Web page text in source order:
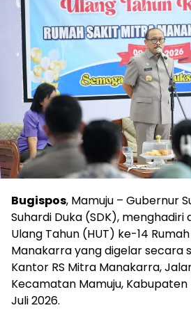
Bugispos, Mamuju – Gubernur
Suhardi Duka (SDK), menghadiri
Ulang Tahun (HUT) ke-14
Manakarra yang digelar secara
Kantor RS Mitra Manakarra,
Kecamatan Mamuju, Kabupaten
Juli 2026.